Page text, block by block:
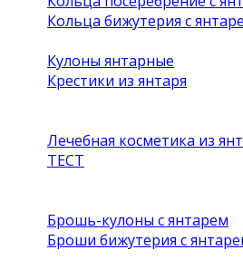
Кольца бижутерия с
Кулоны янтарные
Крестики из янтаря
Лечебная косметика из
ТЕСТ
Брошь-кулоны с янтарем
Броши бижутерия с